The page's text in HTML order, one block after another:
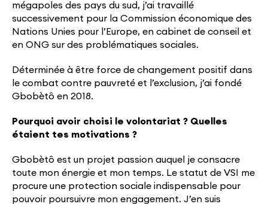
mégapoles des pays du sud, j’ai travaillé
successivement pour la Commission économique des
Nations Unies pour l’Europe, en cabinet de conseil et
en ONG sur des problématiques sociales.
Déterminée à être force de changement positif dans
le combat contre pauvreté et l’exclusion, j’ai fondé
Gbobètô en 2018.
Pourquoi avoir choisi le volontariat ? Quelles
étaient tes motivations ?
Gbobètô est un projet passion auquel je consacre
toute mon énergie et mon temps. Le statut de VSI me
procure une protection sociale indispensable pour
pouvoir poursuivre mon engagement. J’en suis